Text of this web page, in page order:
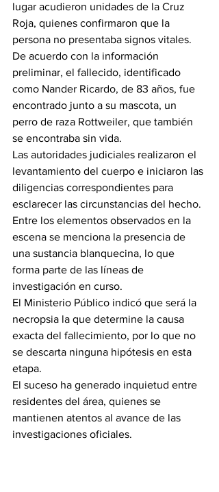
lugar acudieron unidades de la Cruz
Roja, quienes confirmaron que la
persona no presentaba signos vitales.
De acuerdo con la información
preliminar, el fallecido, identificado
como Nander Ricardo, de 83 años, fue
encontrado junto a su mascota, un
perro de raza Rottweiler, que también
se encontraba sin vida.
Las autoridades judiciales realizaron el
levantamiento del cuerpo e iniciaron las
diligencias correspondientes para
esclarecer las circunstancias del hecho.
Entre los elementos observados en la
escena se menciona la presencia de
una sustancia blanquecina, lo que
forma parte de las líneas de
investigación en curso.
El Ministerio Público indicó que será la
necropsia la que determine la causa
exacta del fallecimiento, por lo que no
se descarta ninguna hipótesis en esta
etapa.
El suceso ha generado inquietud entre
residentes del área, quienes se
mantienen atentos al avance de las
investigaciones oficiales.